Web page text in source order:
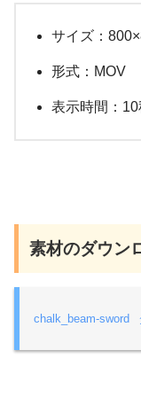
サイズ：
形式：MOV
表示時間：10
素材のダウン
chalk_beam-sword